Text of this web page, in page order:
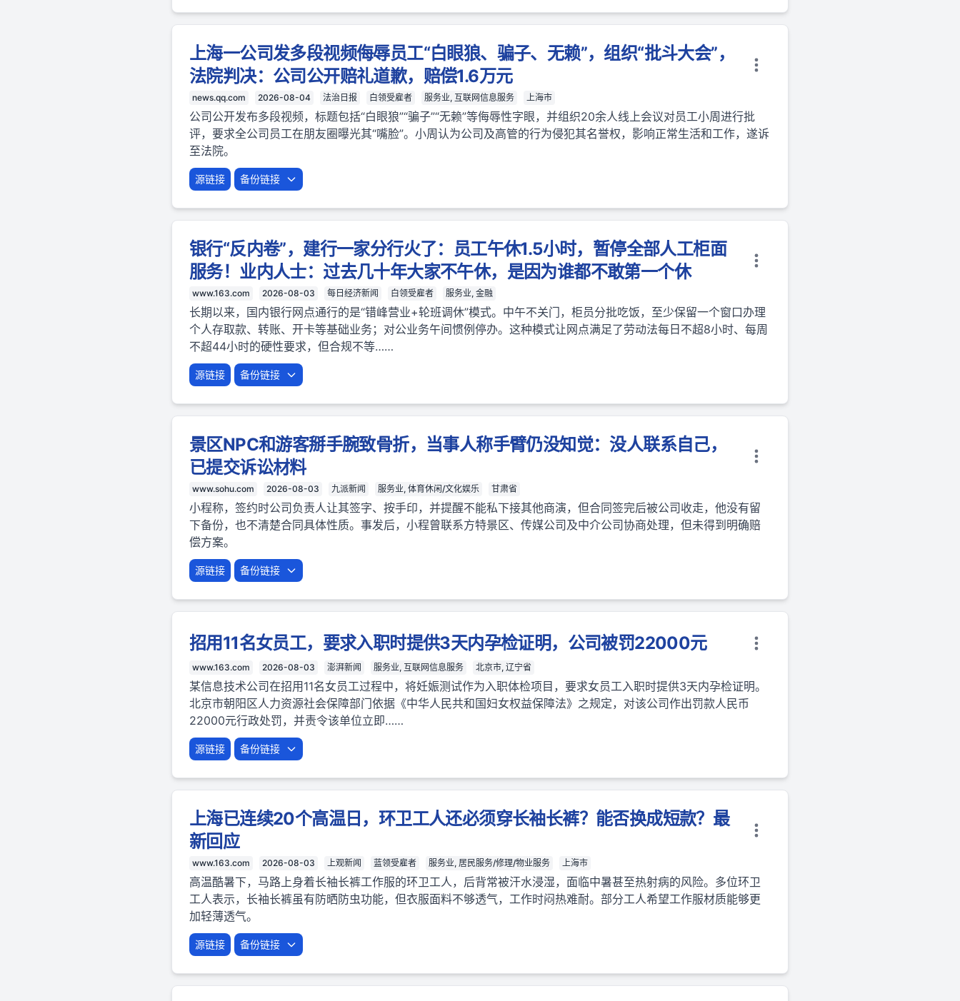
上海一公司发多段视频侮辱员工“白眼狼、骗子、无赖”，组织“批斗大会”，
法院判决：公司公开赔礼道歉，赔偿1.6万元
news.qq.com 2026-08-04 法治日报 白领受雇者 服务业, 互联网信息服务 上海市
公司公开发布多段视频，标题包括“白眼狼”“骗子”“无赖”等侮辱性字眼，并组织20余人线上会议对员工小周进行批
评，要求全公司员工在朋友圈曝光其“嘴脸”。小周认为公司及高管的行为侵犯其名誉权，影响正常生活和工作，遂诉
至法院。
源链接 备份链接
银行“反内卷”，建行一家分行火了：员工午休1.5小时，暂停全部人工柜面
服务！业内人士：过去几十年大家不午休，是因为谁都不敢第一个休
www.163.com 2026-08-03 每日经济新闻 白领受雇者 服务业, 金融
长期以来，国内银行网点通行的是“错峰营业+轮班调休”模式。中午不关门，柜员分批吃饭，至少保留一个窗口办理
个人存取款、转账、开卡等基础业务；对公业务午间惯例停办。这种模式让网点满足了劳动法每日不超8小时、每周
不超44小时的硬性要求，但合规不等……
源链接 备份链接
景区NPC和游客掰手腕致骨折，当事人称手臂仍没知觉：没人联系自己，
已提交诉讼材料
www.sohu.com 2026-08-03 九派新闻 服务业, 体育休闲/文化娱乐 甘肃省
小程称，签约时公司负责人让其签字、按手印，并提醒不能私下接其他商演，但合同签完后被公司收走，他没有留
下备份，也不清楚合同具体性质。事发后，小程曾联系方特景区、传媒公司及中介公司协商处理，但未得到明确赔
偿方案。
源链接 备份链接
招用11名女员工，要求入职时提供3天内孕检证明，公司被罚22000元
www.163.com 2026-08-03 澎湃新闻 服务业, 互联网信息服务 北京市, 辽宁省
某信息技术公司在招用11名女员工过程中，将妊娠测试作为入职体检项目，要求女员工入职时提供3天内孕检证明。
北京市朝阳区人力资源社会保障部门依据《中华人民共和国妇女权益保障法》之规定，对该公司作出罚款人民币
22000元行政处罚，并责令该单位立即……
源链接 备份链接
上海已连续20个高温日，环卫工人还必须穿长袖长裤？能否换成短款？最
新回应
www.163.com 2026-08-03 上观新闻 蓝领受雇者 服务业, 居民服务/修理/物业服务 上海市
高温酷暑下，马路上身着长袖长裤工作服的环卫工人，后背常被汗水浸湿，面临中暑甚至热射病的风险。多位环卫
工人表示，长袖长裤虽有防晒防虫功能，但衣服面料不够透气，工作时闷热难耐。部分工人希望工作服材质能够更
加轻薄透气。
源链接 备份链接